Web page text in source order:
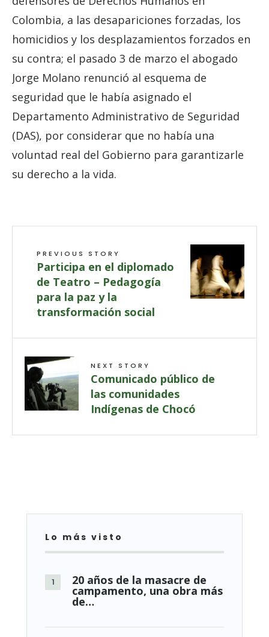
Colombia, a las desapariciones forzadas, los
homicidios y los desplazamientos forzados en
su contra; el pasado 3 de marzo el abogado
Jorge Molano renunció al esquema de
seguridad que le había asignado el
Departamento Administrativo de Seguridad
(DAS), por considerar que no había una
voluntad real del Gobierno para garantizarle
su derecho a la vida.
PREVIOUS STORY
Participa en el diplomado
de Teatro – Pedagogía
para la paz y la
transformación social
NEXT STORY
Comunicado público de
las comunidades
Indígenas de Chocó
Lo más visto
20 años de la masacre de
campamento, una obra más
de…